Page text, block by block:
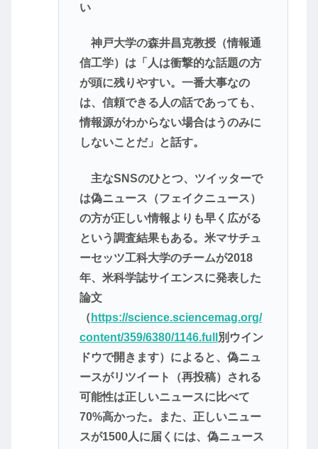
い
神戸大学の森井昌克教授（情報通
信工学）は「人は衝撃的な話題の方
が頭に残りやすい。一番大事なの
は、信頼できる人の話であっても、
情報源がわからない場合はうのみに
しないことだ」と話す。
主なSNSのひとつ、ツイッターで
は偽ニュース（フェイクニュース）
の方が正しい情報よりも早く広がる
という調査結果もある。米マサチュ
ーセッツ工科大学のチームが2018
年、米科学誌サイエンスに発表した
論文
（ https://science.sciencemag.org/
content/359/6380/1146.full
別ウイン
ドウで開きます）によると、偽ニュ
ースがリツイート（再投稿）される
可能性は正しいニュースに比べて
70%高かった。また、正しいニュー
スが1500人に届くには、偽ニュース